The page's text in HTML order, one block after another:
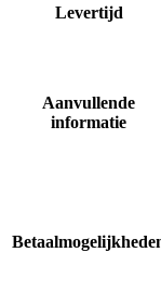
Levertijd
Aanvullende
informatie